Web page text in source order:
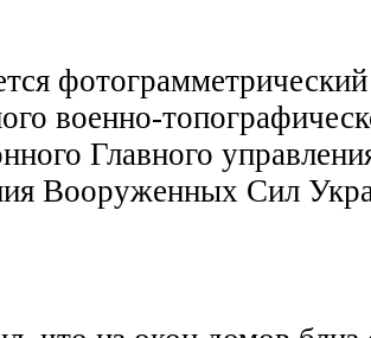
военно-
Главного
Вооруженных Сил